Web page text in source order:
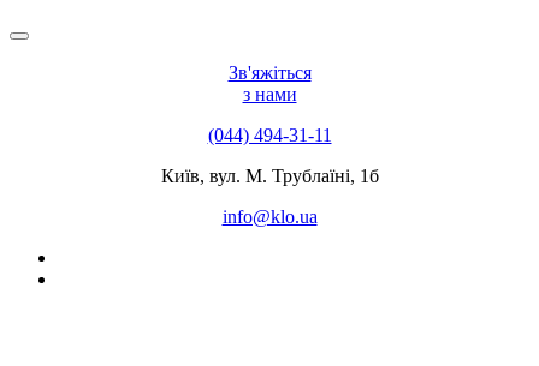
Зв'яжіться
з нами
(044) 494-31-11
Київ, вул. М. Трублаїні, 1б
info@klo.ua